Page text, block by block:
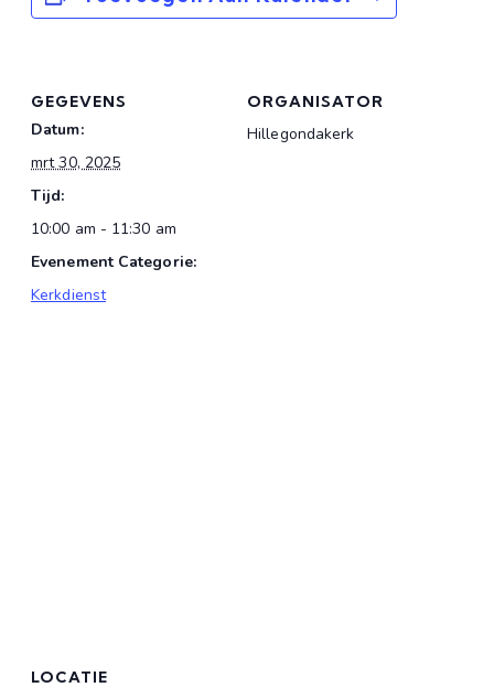
GEGEVENS
Datum:
mrt 30, 2025
Tijd:
10:00 am - 11:30 am
Evenement Categorie:
Kerkdienst
ORGANISATOR
Hillegondakerk
LOCATIE